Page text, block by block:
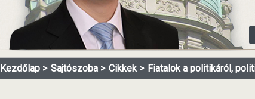
Kezdőlap Sajtószoba Cikkek Fiatalok a politikáról,